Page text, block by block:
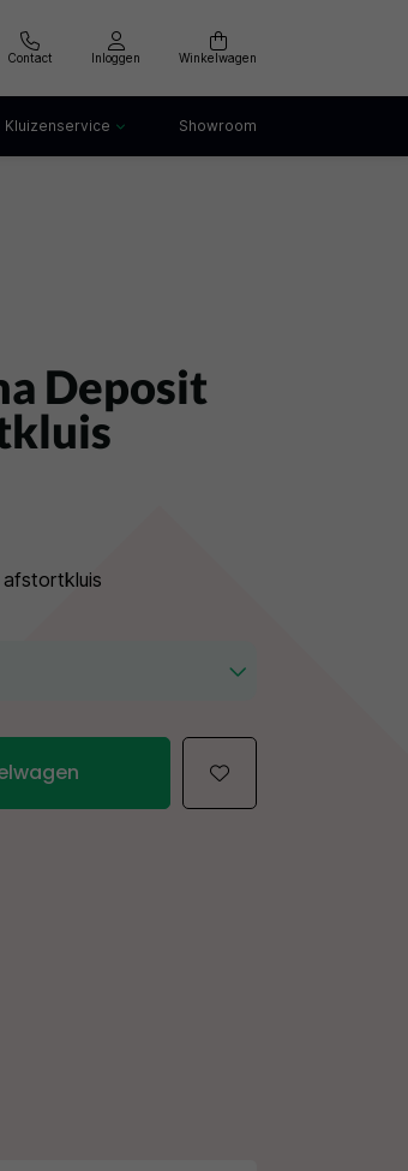
Contact Inloggen Winkelwagen
Kluizenservice Showroom
Deposit